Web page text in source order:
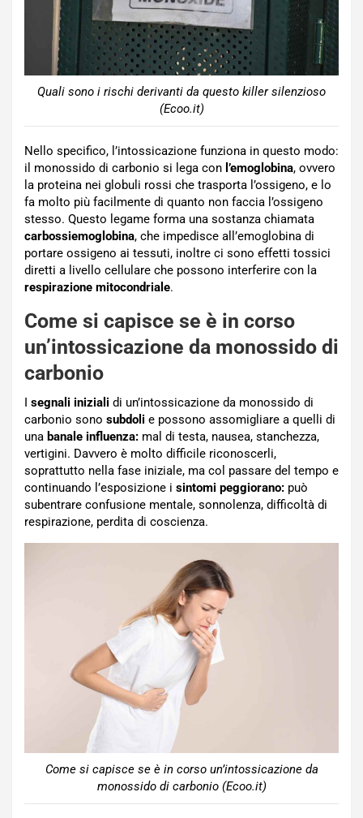
Quali sono i rischi derivanti da questo killer silenzioso
(Ecoo.it)
Nello specifico, l’intossicazione funziona in questo modo:
il monossido di carbonio si lega con l’emoglobina, ovvero
la proteina nei globuli rossi che trasporta l’ossigeno, e lo
fa molto più facilmente di quanto non faccia l’ossigeno
stesso. Questo legame forma una sostanza chiamata
carbossiemoglobina, che impedisce all’emoglobina di
portare ossigeno ai tessuti, inoltre ci sono effetti tossici
diretti a livello cellulare che possono interferire con la
respirazione mitocondriale.
Come si capisce se è in corso
un’intossicazione da monossido di
carbonio
segnali iniziali di un’intossicazione da monossido di
carbonio sono subdoli e possono assomigliare a quelli di
una banale influenza: mal di testa, nausea, stanchezza,
vertigini. Davvero è molto difficile riconoscerli,
soprattutto nella fase iniziale, ma col passare del tempo e
continuando l’esposizione i sintomi peggiorano: può
subentrare confusione mentale, sonnolenza, difficoltà di
respirazione, perdita di coscienza.
Come si capisce se è in corso un’intossicazione da
monossido di carbonio (Ecoo.it)